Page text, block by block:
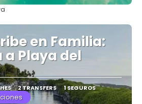
en Familia:
a Playa del
2 TRANSFERS 1 SEGUROS